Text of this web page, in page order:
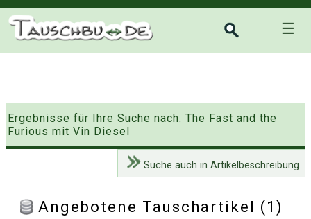
☰
Ergebnisse für Ihre Suche nach: The Fast and the
Furious mit Vin Diesel
Suche auch in Artikelbeschreibung
Angebotene Tauschartikel (1)